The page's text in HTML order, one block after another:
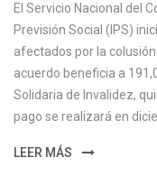
El Servicio Nacional del
Previsión Social (IPS)
afectados por la
acuerdo beneficia a
Solidaria de Invalidez,
pago se realizará en
LEER MÁS